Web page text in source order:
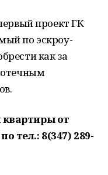
проект ГК
по эскроу-
как за
от
тел.: 8(347) 289-